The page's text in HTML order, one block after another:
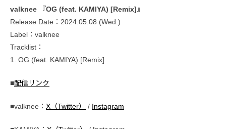
valknee 『OG (feat. KAMIYA) [Remix]』
Release Date：2024.05.08 (Wed.)
Label：valknee
Tracklist：
1. OG (feat. KAMIYA) [Remix]
■配信リンク
■valknee： X（Twitter） / Instagram